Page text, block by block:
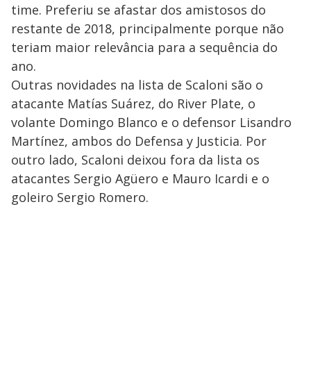
time. Preferiu se afastar dos amistosos do
restante de 2018, principalmente porque não
teriam maior relevância para a sequência do
ano.
Outras novidades na lista de Scaloni são o
atacante Matías Suárez, do River Plate, o
volante Domingo Blanco e o defensor Lisandro
Martínez, ambos do Defensa y Justicia. Por
outro lado, Scaloni deixou fora da lista os
atacantes Sergio Agüero e Mauro Icardi e o
goleiro Sergio Romero.